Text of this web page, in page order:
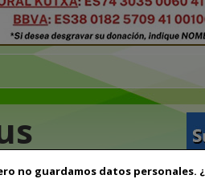
no guardamos datos personales.